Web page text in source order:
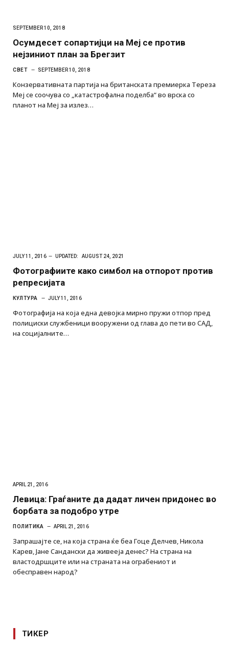
SEPTEMBER 10, 2018
Осумдесет сопартијци на Меј се против
нејзиниот план за Брегзит
СВЕТ SEPTEMBER 10, 2018
Конзервативната партија на британската премиерка Тереза
​​Меј се соочува со „катастрофална поделба“ во врска со
планот на Меј за излез…
JULY 11, 2016 UPDATED: AUGUST 24, 2021
Фотографиите како симбол на отпорот против
репресијата
КУЛТУРА JULY 11, 2016
Фотографија на која една девојка мирно пружи отпор пред
полициски службеници вооружени од глава до пети во САД,
на социјалните…
APRIL 21, 2016
Левица: Граѓаните да дадат личен придонес во
борбата за подобро утре
ПОЛИТИКА APRIL 21, 2016
Запрашајте се, на која страна ќе беа Гоце Делчев, Никола
Карев, Јане Сандански да живееја денес? На страна на
властодршците или на страната на ограбениот и
обесправен народ?
ТИКЕР